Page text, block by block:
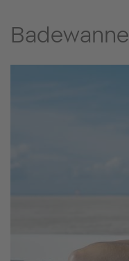
Badewanne